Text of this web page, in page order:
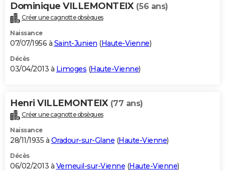
Dominique VILLEMONTEIX (56 ans)
Créer une cagnotte obsèques
Naissance
07/07/1956 à Saint-Junien (Haute-Vienne)
Décès
03/04/2013 à Limoges (Haute-Vienne)
Henri VILLEMONTEIX (77 ans)
Créer une cagnotte obsèques
Naissance
28/11/1935 à Oradour-sur-Glane (Haute-Vienne)
Décès
06/02/2013 à Verneuil-sur-Vienne (Haute-Vienne)